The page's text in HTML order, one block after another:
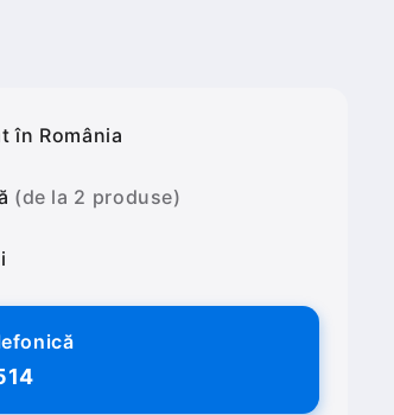
în România
(de la 2 produse)